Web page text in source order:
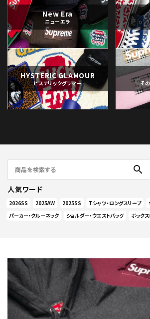
New Era
ニューエラ
HYSTERIC GLAMOUR
ヒステリックグラマー そ
search
人気ワード
2026SS 2025AW 2025SS Tシャツ・ロングスリーブ
パーカー・クルーネック
ショルダー・ウエストバッグ ボック